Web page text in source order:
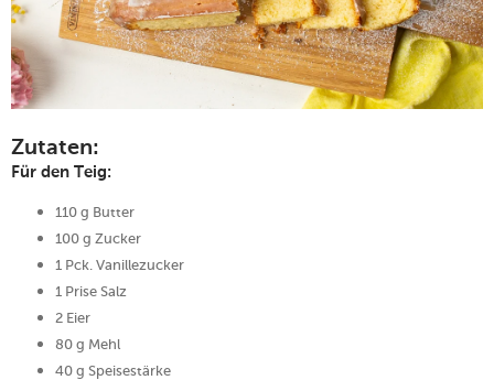
Zutaten:
Für den Teig:
110 g Butter
100 g Zucker
1 Pck. Vanillezucker
1 Prise Salz
2 Eier
80 g Mehl
40 g Speisestärke